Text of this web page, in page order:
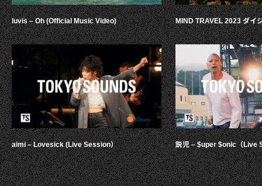
luvis – Oh (Official Music Video)
aimi – Lovesick (Live Session）
MIND TRAVEL 2023 ダイ
鋭児 – $uper $onic（Live